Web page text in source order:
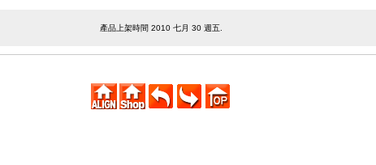
產品上架時間 2010 七月 30 週五.